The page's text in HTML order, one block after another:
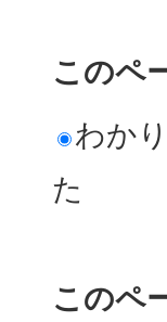
このペ
わか
た
このペ